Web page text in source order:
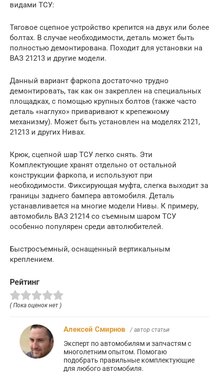
видами ТСУ:
Тяговое сцепное устройство крепится на двух или более
болтах. В случае необходимости, деталь может быть
полностью демонтирована. Походит для установки на
ВАЗ 21213 и другие модели.
Данный вариант фаркопа достаточно трудно
демонтировать, так как он закреплен на специальных
площадках, с помощью крупных болтов (также часто
деталь «наглухо» приваривают к крепежному
механизму). Может быть установлен на моделях 2121,
21213 и других Нивах.
Крюк, сцепной шар ТСУ легко снять. Эти
Комплектующие хранят отдельно от остальной
конструкции фаркопа, и используют при
необходимости. Фиксирующая муфта, слегка выходит за
границы заднего бампера автомобиля. Деталь
устанавливается на многие модели Нивы. К примеру,
автомобиль ВАЗ 21214 со съемным шаром ТСУ
особенно популярен среди автолюбителей.
Быстросъемный, оснащенный вертикальным
креплением.
Рейтинг
( Пока оценок нет )
Алексей Смирнов / автор статьи
Эксперт по автомобилям и запчастям с
многолетним опытом. Помогаю
подобрать правильные комплектующие
для любого автомобиля.